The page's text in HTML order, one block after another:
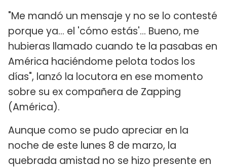
"Me mandó un mensaje y no se lo contesté
porque ya... el 'cómo estás'... Bueno, me
hubieras llamado cuando te la pasabas en
América haciéndome pelota todos los
días", lanzó la locutora en ese momento
sobre su ex compañera de Zapping
(América).
Aunque como se pudo apreciar en la
noche de este lunes 8 de marzo, la
quebrada amistad no se hizo presente en